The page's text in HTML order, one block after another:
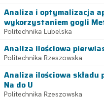
Analiza i optymalizacja
wykorzystaniem gogli
Politechnika Lubelska
Analiza ilościowa
Politechnika Rzeszowska
Analiza ilościowa
Na do U
Politechnika Rzeszowska